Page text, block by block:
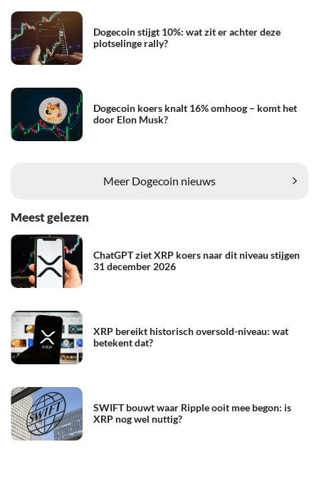
Dogecoin stijgt 10%: wat zit er achter deze
plotselinge rally?
Dogecoin koers knalt 16% omhoog – komt het
door Elon Musk?
Meer Dogecoin nieuws
Meest gelezen
ChatGPT ziet XRP koers naar dit niveau stijgen
31 december 2026
XRP bereikt historisch oversold-niveau: wat
betekent dat?
SWIFT bouwt waar Ripple ooit mee begon: is
XRP nog wel nuttig?